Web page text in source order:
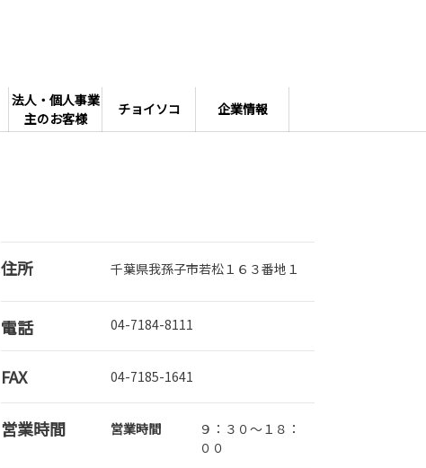
法人・個人事業
主のお客様
チョイソコ 企業情報
住所 千葉県我孫子市若松１６３番地１
電話 04-7184-8111
FAX 04-7185-1641
営業時間 営業時間
９：３０～１８：
００